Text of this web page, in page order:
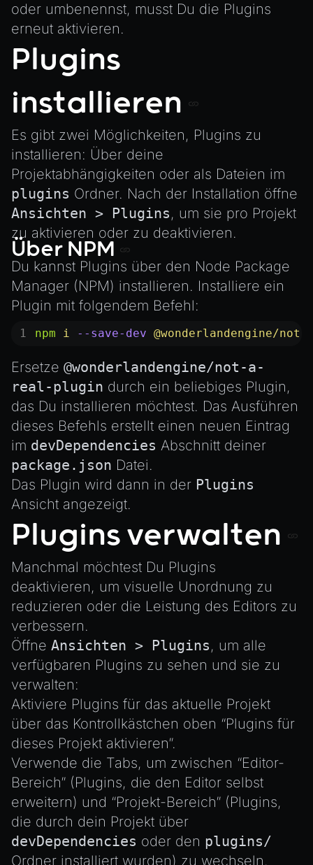
oder umbenennst, musst Du die Plugins
erneut aktivieren.
Plugins
installieren
Es gibt zwei Möglichkeiten, Plugins zu
installieren: Über deine
Projektabhängigkeiten oder als Dateien im
plugins Ordner. Nach der Installation öffne
Ansichten > Plugins, um sie pro Projekt
zu aktivieren oder zu deaktivieren.
Über NPM
Du kannst Plugins über den Node Package
Manager (NPM) installieren. Installiere ein
Plugin mit folgendem Befehl:
npm i --save-dev @wonderlandengine/
Ersetze @wonderlandengine/not-a-
real-plugin durch ein beliebiges Plugin,
das Du installieren möchtest. Das Ausführen
dieses Befehls erstellt einen neuen Eintrag
im devDependencies Abschnitt deiner
package.json Datei.
Das Plugin wird dann in der Plugins
Ansicht angezeigt.
Plugins verwalten
Manchmal möchtest Du Plugins
deaktivieren, um visuelle Unordnung zu
reduzieren oder die Leistung des Editors zu
verbessern.
Öffne Ansichten > Plugins, um alle
verfügbaren Plugins zu sehen und sie zu
verwalten:
Aktiviere Plugins für das aktuelle Projekt
über das Kontrollkästchen oben “Plugins für
dieses Projekt aktivieren”.
Verwende die Tabs, um zwischen “Editor-
Bereich” (Plugins, die den Editor selbst
erweitern) und “Projekt-Bereich” (Plugins,
die durch dein Projekt über
devDependencies oder den plugins/
Ordner installiert wurden) zu wechseln.
Environment
Font
Material
Mesh
MeshAttributeAccessor
MeshManager
MorphTargets
Object3D
ParticleEffect
ParticleEffectManager
Physics
Pipeline
PipelineManager
ProbeVolumeScenario
RayHit
Resource
ResourceManager
Scene
SceneResource
Skin
Texture
TextureManager
UTILS
BitSet
CBORReader
DefaultPropertyCloner
Emitter
GLTFExtensions
Interfaces
math
RetainEmitter
XRSessionState